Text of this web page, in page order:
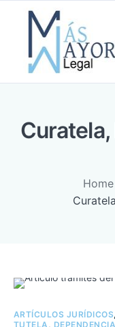
Inicio
Quienes somos
Servicios
Equipo
Home
ARTÍCULOS JURÍDICOS
TUTELA,